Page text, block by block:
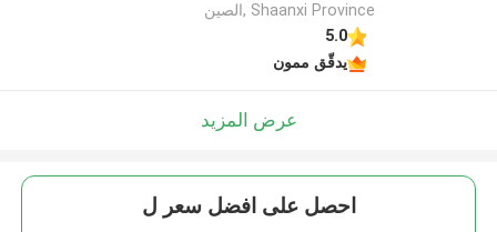
Shaanxi Province ,الصين
5.0
يدقّق ممون
عرض المزيد
احصل على افضل سعر ل